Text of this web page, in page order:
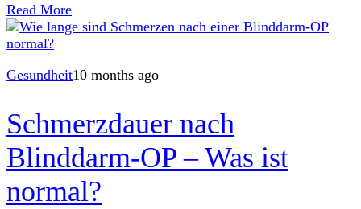
Darmerkrankungen verbunden. In
Read More
Gesundheit10 months ago
Schmerzdauer nach
Blinddarm-OP – Was ist
normal?